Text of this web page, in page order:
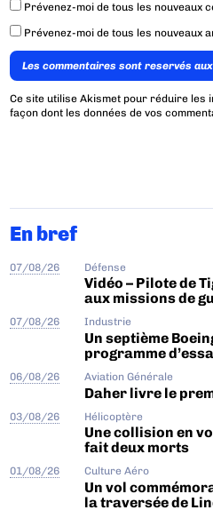
Prévenez-moi de tous les nouveaux
Prévenez-moi de tous les nouveaux
Les commentaires sont reservés
Ce site utilise Akismet pour réduire les
façon dont les données de vos
En bref
07/08/26 Défense
Vidéo – Pilote de
aux missions de
07/08/26 Industrie
Un septième
programme
06/08/26 Aviation Générale
Daher livre le
03/08/26 Hélicoptère
Une collision en
fait deux morts
01/08/26 Culture Aéro
Un vol
la traversée de